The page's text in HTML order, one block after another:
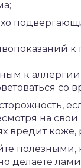
к
со
на свои
вредит
делаете